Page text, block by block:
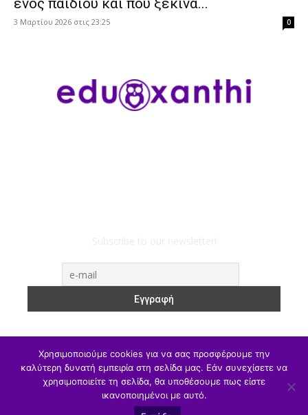
ενός παιδιού και πού ξεκινά...
3 Μαρτίου 2026 στις 23:25 0
ΥΠΑΙΘΑ Υπηρεσιακά Α/θμια Β/θμια
Γ/θμια
Θέσεις Εργασίας
Αθλητισμός
Χρησιμοποιούμε cookies για να σας προσφέρουμε την
καλύτερη δυνατή εμπειρία στη σελίδα μας. Εάν συνεχίσετε να
χρησιμοποιείτε τη σελίδα, θα υποθέσουμε πως είστε
ικανοποιημένοι με αυτό.